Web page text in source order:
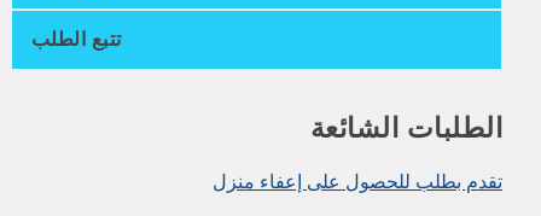
تتبع الطلب
الطلبات الشائعة
تقدم بطلب للحصول على إعفاء منزل